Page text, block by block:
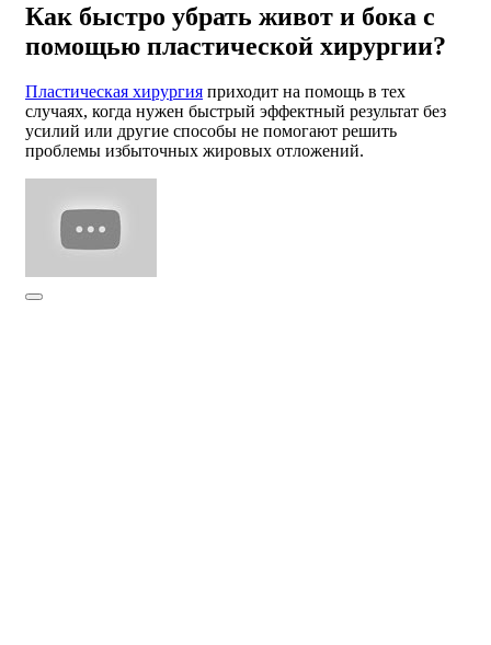
Как быстро убрать живот и бока с
помощью пластической хирургии?
Пластическая хирургия приходит на помощь в тех
случаях, когда нужен быстрый эффектный результат без
усилий или другие способы не помогают решить
проблемы избыточных жировых отложений.